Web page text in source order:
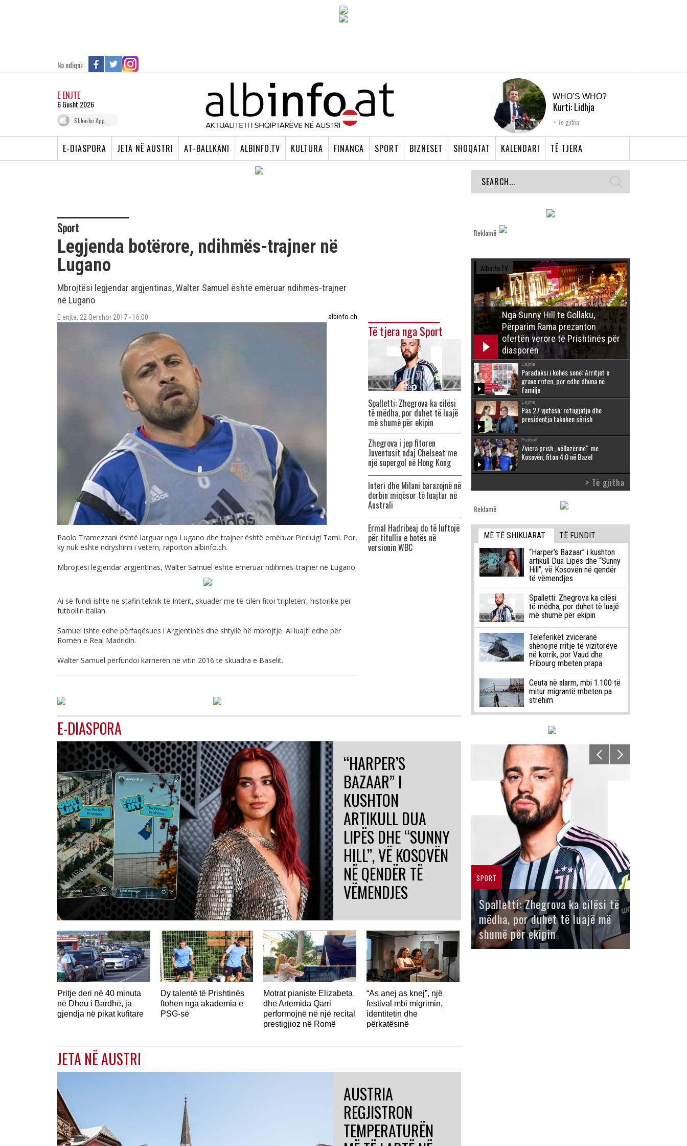
Na ndiqni:
E ENJTE
6 Gusht 2026
Shkarko App..
WHO’S WHO?
Kurti: Lidhja
Shqiptare e Prizrenit,
Të gjitha
E-DIASPORA JETA NË AUSTRI AT-BALLKANI ALBINFO.TV KULTURA FINANCA SPORT BIZNESET SHOQATAT KALENDARI TË TJERA
Sport
Legjenda botërore, ndihmës-trajner në
Lugano
Mbrojtësi legjendar argjentinas, Walter Samuel është emëruar ndihmës-trajner
në Lugano
E enjte, 22 Qershor 2017 - 16:00 albinfo.ch
Paolo Tramezzani është larguar nga Lugano dhe trajner është emëruar Pierluigi Tami. Por,
ky nuk është ndryshimi i vetëm, raporton albinfo.ch.
Mbrojtësi legjendar argjentinas, Walter Samuel është emëruar ndihmës-trajner në Lugano.
Ai së fundi ishte në stafin teknik të Interit, skuadër me të cilën fitoi ‘tripletën’, historike për
futbollin italian.
Samuel ishte edhe përfaqësues i Argjentinës dhe shtyllë në mbrojtje. Ai luajti edhe për
Romën e Real Madridin.
Walter Samuel përfundoi karrierën në vitin 2016 te skuadra e Baselit.
Të tjera nga Sport
Spalletti: Zhegrova ka cilësi
të mëdha, por duhet të luajë
më shumë për ekipin
Zhegrova i jep fitoren
Juventusit ndaj Chelseat me
një supergol në Hong Kong
Interi dhe Milani barazojnë në
derbin miqësor të luajtur në
Australi
Ermal Hadribeaj do të luftojë
për titullin e botës në
versionin WBC
E-DIASPORA
“HARPER’S
BAZAAR” I
KUSHTON
ARTIKULL DUA
LIPËS DHE “SUNNY
HILL”, VË KOSOVËN
NË QENDËR TË
VËMENDJES
“mbretëresha e Sunny Hill
Festival” dhe vlerëson ndikimin
Pritje deri në 40 minuta
në Dheu i Bardhë, ja
gjendja në pikat kufitare
Dy talentë të Prishtinës
ftohen nga akademia e
PSG-së
ROMË
Motrat pianiste Elizabeta
dhe Artemida Qarri
performojnë në një recital
prestigjioz në Romë
“As anej as knej”, një
festival mbi migrimin,
identitetin dhe
përkatësinë
JETA NË AUSTRI
AUSTRIA
REGJISTRON
TEMPERATURËN
Reklamë
Albinfo.TV
Nga Sunny Hill te Gollaku,
Përparim Rama prezanton
ofertën verore të Prishtinës për
diasporën
Lajme
Paradoksi i kohës sonë: Arritjet e
grave rriten, por edhe dhuna në
familje
Lajme
Pas 27 vjetësh: refugjatja dhe
presidentja takohen sërish
Futboll
Zvicra prish „vëllazërinë“ me
Kosovën, fiton 4:0 në Bazel
> Të gjitha
Reklamë
MË TË SHIKUARAT
TË FUNDIT
“Harper’s Bazaar” i kushton
artikull Dua Lipës dhe “Sunny
Hill”, vë Kosovën në qendër
të vëmendjes
Spalletti: Zhegrova ka cilësi
të mëdha, por duhet të luajë
më shumë për ekipin
Teleferikët zviceranë
shënojnë rritje të vizitorëve
në korrik, por Vaud dhe
Fribourg mbeten prapa
Ceuta në alarm, mbi 1.100 të
mitur migrantë mbeten pa
strehim
SPORT
Spalletti: Zhegrova ka cilësi të
mëdha, por duhet të luajë më
shumë për ekipin